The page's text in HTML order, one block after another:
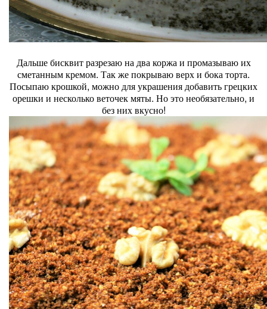
Дальше бисквит разрезаю на два коржа и промазываю их
сметанным кремом. Так же покрываю верх и бока торта.
Посыпаю крошкой, можно для украшения добавить грецких
орешки и несколько веточек мяты. Но это необязательно, и
без них вкусно!